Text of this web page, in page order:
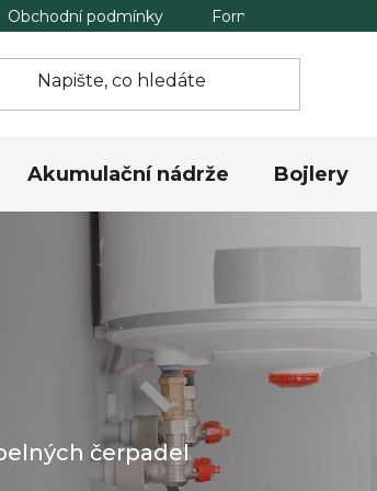
Obchodní podmínky Formulář pro
Akumulační nádrže Bojlery
čerpadel